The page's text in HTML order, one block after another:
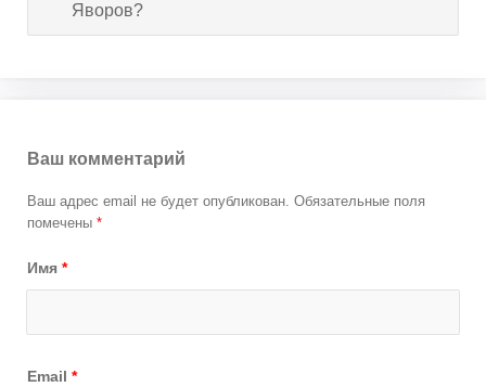
Яворов?
Ваш комментарий
Ваш адрес email не будет опубликован. Обязательные поля
помечены *
Имя *
Email *